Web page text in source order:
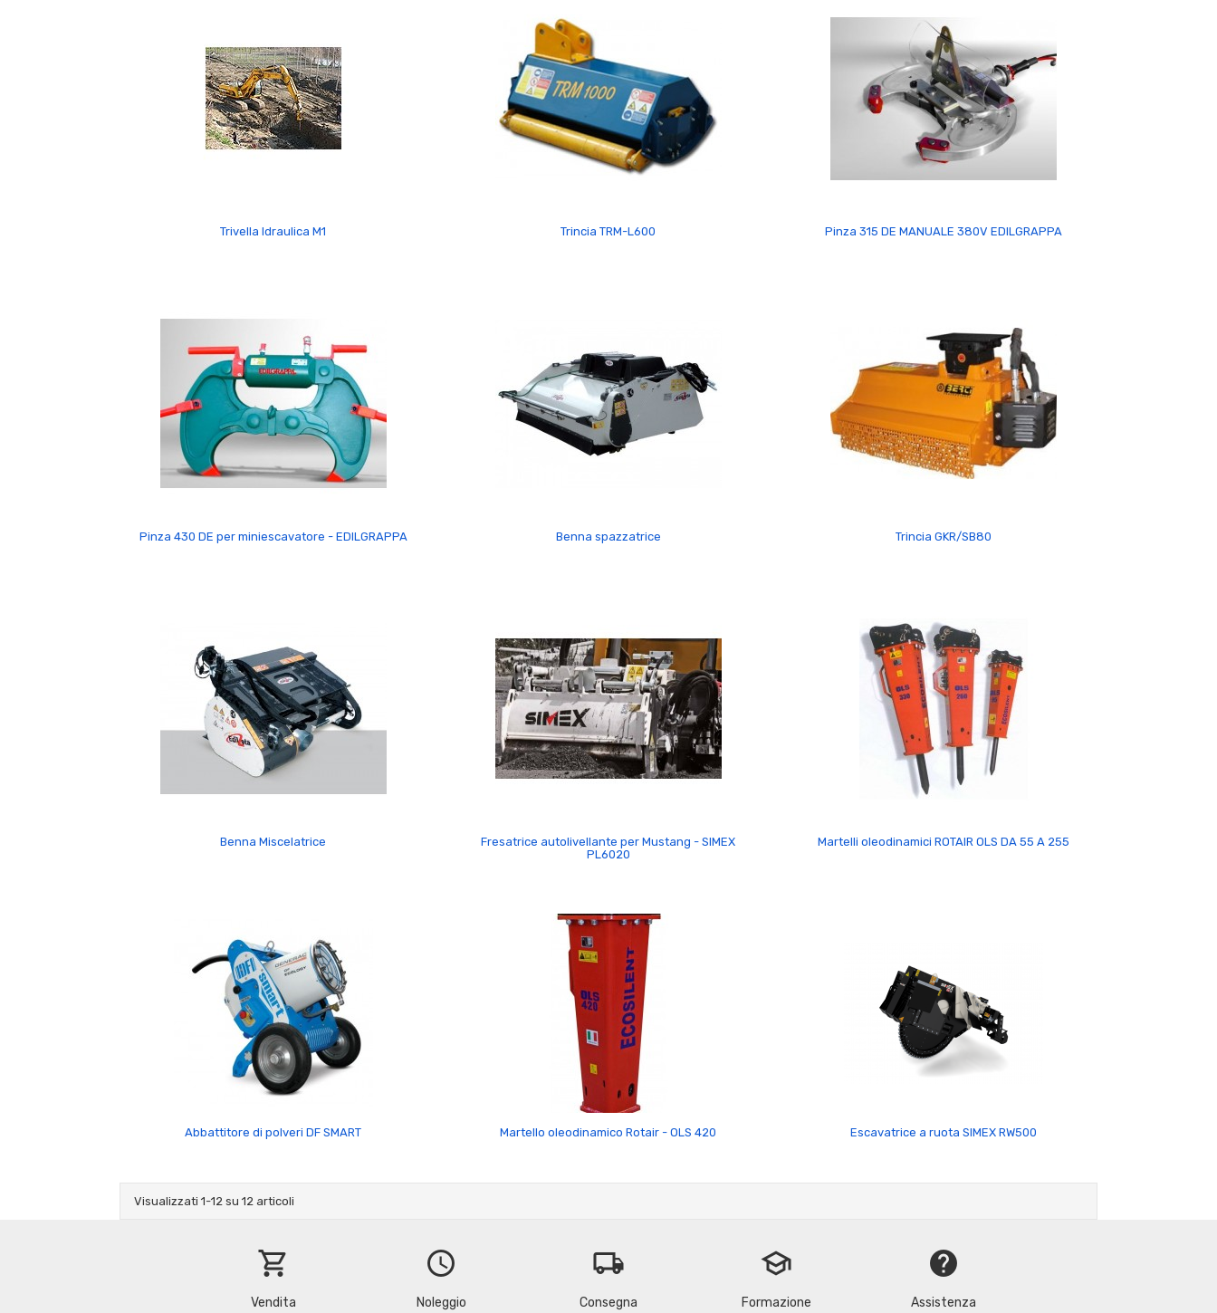
Trivella Idraulica M1 Trincia TRM-L600 Pinza 315 DE MANUALE 380V EDILGRAPPA
Pinza 430 DE per miniescavatore - EDILGRAPPA Benna spazzatrice Trincia GKR/SB80
Benna Miscelatrice
Fresatrice autolivellante per Mustang - SIMEX
PL6020
Martelli oleodinamici ROTAIR OLS DA 55 A 255
Abbattitore di polveri DF SMART Martello oleodinamico Rotair - OLS 420 Escavatrice a ruota SIMEX RW500
Visualizzati 1-12 su 12 articoli
shopping_cart
Vendita
schedule
Noleggio
local_shipping
Consegna
school
Formazione
help
Assistenza